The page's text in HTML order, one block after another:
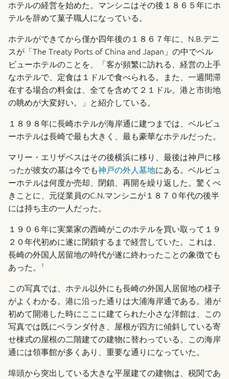
ホテルの経営を始めた。マンシニはその後１８６５年にホ
テルを辞めて菓子職人になっている。
ホテルができてから僅か四年後の１８６７年に、N.B.デニ
スが「The Treaty Ports of China and Japan」の中でベル
ビューホテルのことを、「客が頻繁に訪れる、経営の上手
なホテルで、定食は１ドルで食べられる。また、一週間滞
在する場合の料金は、全てを含めて２１ドル。港と市街地
の眺めが大変好い。」と紹介している。
１８９８年に長崎ホテルが海岸通に建つまでは、ベルビュ
ーホテルは長崎で最も大きく、最も豪華なホテルだった。
マリー・エリザベスはその後横浜に移り、最後は神戸に移
ったが彼女の墓は今でも神戸の外人墓地にある。ベルビュ
ーホテルは何度か売却、閉鎖、再開を繰り返した。驚くべ
きことに、元従業員のC.N.マンシニが１８７０年代の後半
には持ち主の一人だった。
１９０６年に実業家の西崎がこのホテルを買い取って１９
２０年代初めに遂に閉鎖するまで経営していた。これは、
長崎の外国人居留地の時代が遂に終わったことの象徴でも
あった。
1
この写真では、ホテル以外にも長崎の外国人居留地の様子
がよくわかる。港に沿った通りは大浦海岸通である。港が
初めて開港した時にここに建てられた小さな洋館は、この
写真では既にベランダ付き、屋根が四方に傾斜している寄
せ棟式の屋根の二階建ての建物に替わっている。この海岸
通には領事館が多くあり、重要な通りになっていた。
埠頭から突出している大きな平屋建ての建物は、税関であ